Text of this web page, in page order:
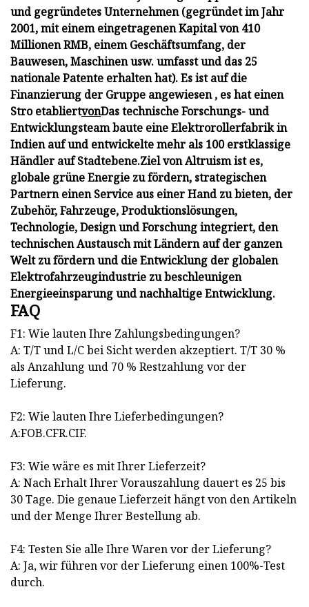
und gegründetes Unternehmen (gegründet im Jahr
2001, mit einem eingetragenen Kapital von 410
Millionen RMB, einem Geschäftsumfang, der
Bauwesen, Maschinen usw. umfasst und das 25
nationale Patente erhalten hat). Es ist auf die
Finanzierung der Gruppe angewiesen , es hat einen
Stro etabliertvonDas technische Forschungs- und
Entwicklungsteam baute eine Elektrorollerfabrik in
Indien auf und entwickelte mehr als 100 erstklassige
Händler auf Stadtebene.Ziel von Altruism ist es,
globale grüne Energie zu fördern, strategischen
Partnern einen Service aus einer Hand zu bieten, der
Zubehör, Fahrzeuge, Produktionslösungen,
Technologie, Design und Forschung integriert, den
technischen Austausch mit Ländern auf der ganzen
Welt zu fördern und die Entwicklung der globalen
Elektrofahrzeugindustrie zu beschleunigen
Energieeinsparung und nachhaltige Entwicklung.
FAQ
F1: Wie lauten Ihre Zahlungsbedingungen?
A: T/T und L/C bei Sicht werden akzeptiert. T/T 30 %
als Anzahlung und 70 % Restzahlung vor der
Lieferung.
F2: Wie lauten Ihre Lieferbedingungen?
A:FOB.CFR.CIF.
F3: Wie wäre es mit Ihrer Lieferzeit?
A: Nach Erhalt Ihrer Vorauszahlung dauert es 25 bis
30 Tage. Die genaue Lieferzeit hängt von den Artikeln
und der Menge Ihrer Bestellung ab.
F4: Testen Sie alle Ihre Waren vor der Lieferung?
A: Ja, wir führen vor der Lieferung einen 100%-Test
durch.